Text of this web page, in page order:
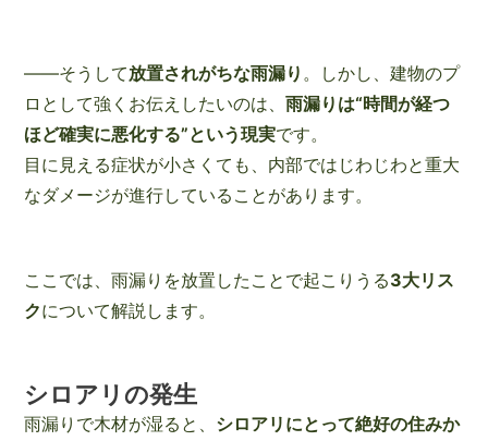
――そうして放置されがちな雨漏り 。しかし、建物のプ
ロとして強くお伝えしたいのは、 雨漏りは“時間が経つ
ほど確実に悪化する”という現実です。
目に見える症状が小さくても、内部ではじわじわと重大
なダメージが進行していることがあります。
ここでは、雨漏りを放置したことで起こりうる3大リス
クについて解説します。
シロアリの発生
雨漏りで木材が湿ると、 シロアリにとって絶好の住みか